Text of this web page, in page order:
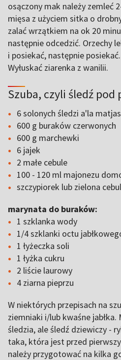
osączony mak należy zemleć
mięsa z użyciem sitka o
zalać wrzątkiem na ok 20
następnie odcedzić. Orzechy
i posiekać, następnie
Wyłuskać ziarenka z wanilii.
Szuba, czyli śledź pod
6 solonych śledzi a'la matjas
600 g buraków czerwonych
600 g marchewki
6 jajek
2 małe cebule
100 - 120 ml majonezu
szczypiorek lub zielona
marynata do buraków:
1 szklanka wody
1/4 szklanki octu
1 łyżeczka soli
1 łyżka cukru
2 liście laurowy
4 ziarna pieprzu
W niektórych przepisach na
ziemniaki i/lub kwaśne jabłka.
śledzia, ale śledź dziewiczy -
taka, która jest przed
należy przygotować na kilka